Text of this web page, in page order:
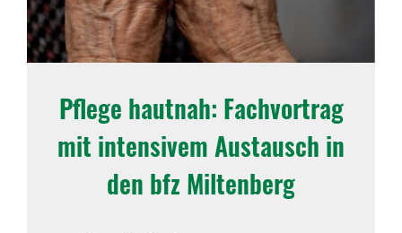
Pflege hautnah: Fach­vor­trag
mit inten­sivem Austausch in
den bfz Milten­berg